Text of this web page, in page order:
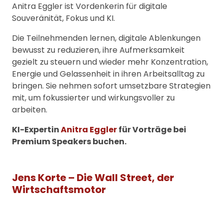
Anitra Eggler ist Vordenkerin für digitale
Souveränität, Fokus und KI.
Die Teilnehmenden lernen, digitale Ablenkungen
bewusst zu reduzieren, ihre Aufmerksamkeit
gezielt zu steuern und wieder mehr Konzentration,
Energie und Gelassenheit in ihren Arbeitsalltag zu
bringen. Sie nehmen sofort umsetzbare Strategien
mit, um fokussierter und wirkungsvoller zu
arbeiten.
KI-ExpertinAnitra Egglerfür Vorträge bei
Premium Speakers buchen.
Jens Korte – Die Wall Street, der
Wirtschaftsmotor